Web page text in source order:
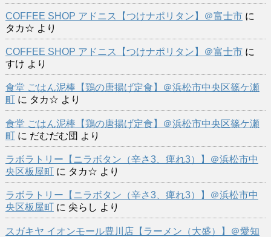
COFFEE SHOP アドニス【つけナポリタン】＠富士市に
タカ☆ より
COFFEE SHOP アドニス【つけナポリタン】＠富士市に
すけ より
食堂 ごはん泥棒【鶏の唐揚げ定食】＠浜松市中央区篠ケ瀬
町に タカ☆ より
食堂 ごはん泥棒【鶏の唐揚げ定食】＠浜松市中央区篠ケ瀬
町に だむだむ団 より
ラボラトリー【ニラボタン（辛さ3、痺れ3）】＠浜松市中
央区板屋町に タカ☆ より
ラボラトリー【ニラボタン（辛さ3、痺れ3）】＠浜松市中
央区板屋町に 尖らし より
スガキヤ イオンモール豊川店【ラーメン（大盛）】＠愛知